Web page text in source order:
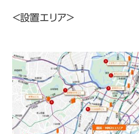
＜設置エリア＞